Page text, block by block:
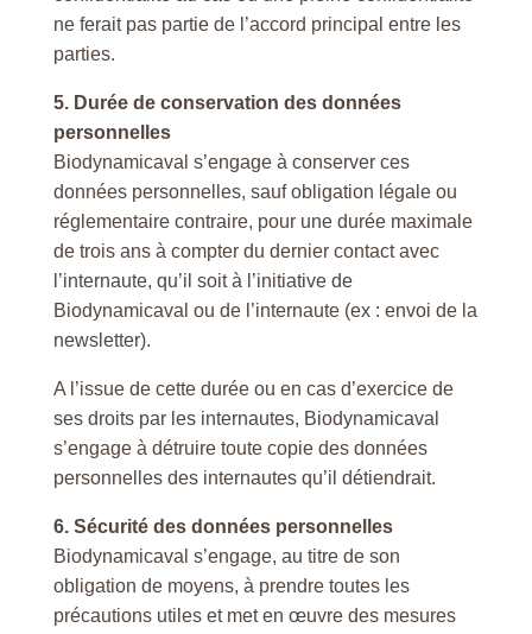
ne ferait pas partie de l’accord principal entre les
parties.
5. Durée de conservation des données
personnelles
Biodynamicaval s’engage à conserver ces
données personnelles, sauf obligation légale ou
réglementaire contraire, pour une durée maximale
de trois ans à compter du dernier contact avec
l’internaute, qu’il soit à l’initiative de
Biodynamicaval ou de l’internaute (ex : envoi de la
newsletter).
A l’issue de cette durée ou en cas d’exercice de
ses droits par les internautes, Biodynamicaval
s’engage à détruire toute copie des données
personnelles des internautes qu’il détiendrait.
6. Sécurité des données personnelles
Biodynamicaval s’engage, au titre de son
obligation de moyens, à prendre toutes les
précautions utiles et met en œuvre des mesures